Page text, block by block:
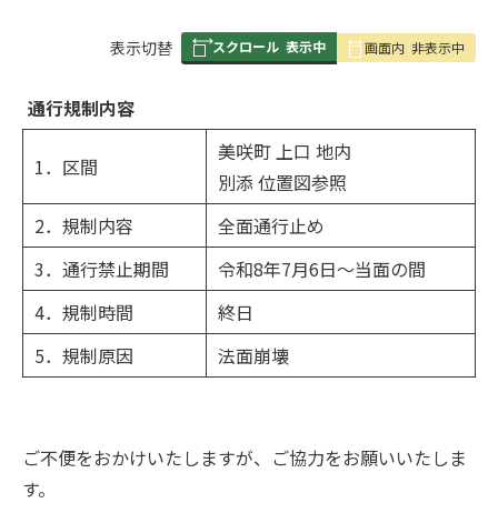
表
み
の
表示切替 スクロール 表示中 画面内 非表示中
通行規制内容
1．区間
美咲町 上口 地内
別添 位置図参照
2．規制内容
全面通行止め
3．通行禁止期間
令和8年7月6日～当面の間
4．規制時間
終日
5．規制原因
法面崩壊
ご不便をおかけいたしますが、ご協力をお願いいたしま
す。